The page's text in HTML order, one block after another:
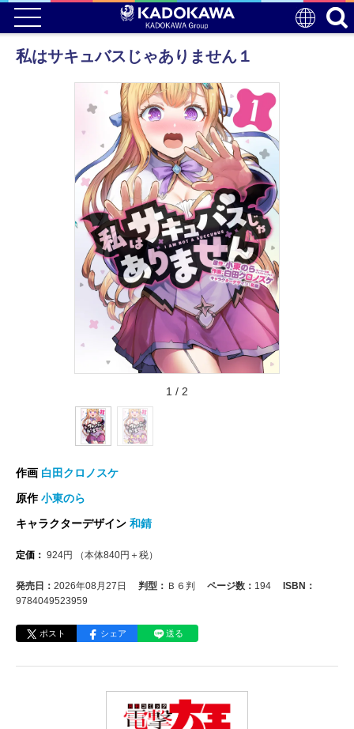
私はサキュバスじゃありません１
1 / 2
作画 白田クロノスケ
原作小東のら
キャラクターデザイン 和錆
定価： 924円 （本体840円＋税）
発売日： 2026年08月27日 判型： Ｂ６判 ページ数： 194
ISBN：
9784049523959
ポスト シェア 送る